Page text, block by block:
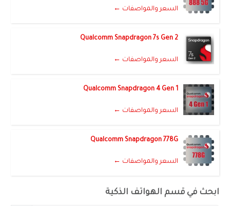
السعر والمواصفات ←
Qualcomm Snapdragon 7s Gen 2
السعر والمواصفات ←
Qualcomm Snapdragon 4 Gen 1
السعر والمواصفات ←
Qualcomm Snapdragon 778G
السعر والمواصفات ←
ابحث في قسم الهواتف الذكية